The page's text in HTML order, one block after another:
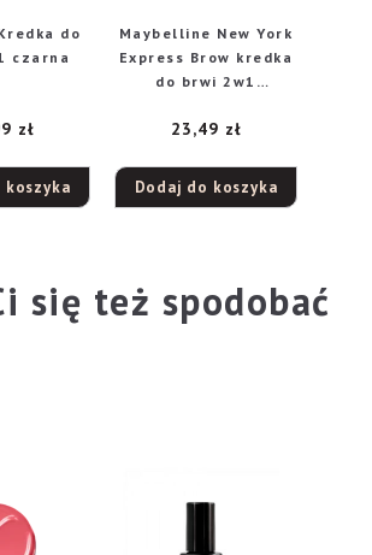
do
czarna
zł
koszyka
Maybelline New York
Express Brow kredka
do brwi 2w1
23,49 zł
Dodaj do koszyka
się też spodobać